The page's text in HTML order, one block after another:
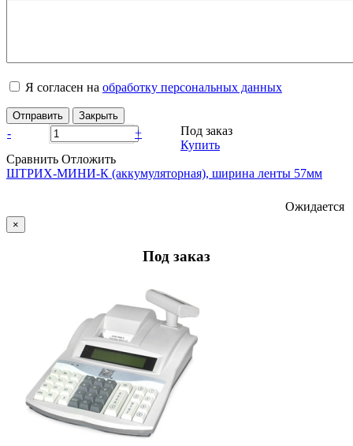
Я согласен на обработку персональных данных
Отправить Закрыть
- +
Под заказ
Купить
Сравнить Отложить
ШТРИХ-МИНИ-К (аккумуляторная), ширина ленты 57мм
Ожидается
×
Под заказ